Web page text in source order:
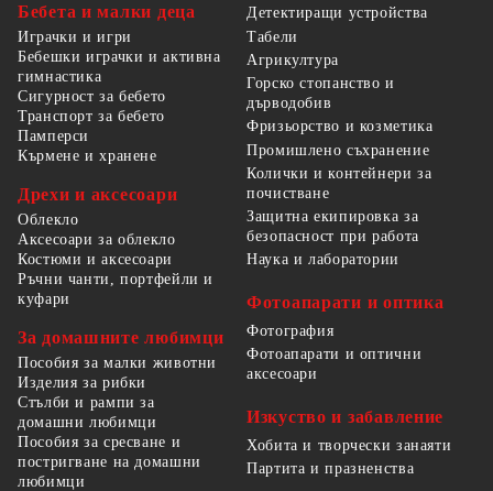
Бебета и малки деца
Играчки и игри
Бебешки играчки и активна
гимнастика
Сигурност за бебето
Транспорт за бебето
Памперси
Кърмене и хранене
Дрехи и аксесоари
Облекло
Аксесоари за облекло
Костюми и аксесоари
Ръчни чанти, портфейли и
куфари
За домашните любимци
Пособия за малки животни
Изделия за рибки
Стълби и рампи за
домашни любимци
Пособия за сресване и
постригване на домашни
любимци
Детектиращи устройства
Табели
Агрикултура
Горско стопанство и
дърводобив
Фризьорство и козметика
Промишлено съхранение
Колички и контейнери за
почистване
Защитна екипировка за
безопасност при работа
Наука и лаборатории
Фотоапарати и оптика
Фотография
Фотоапарати и оптични
аксесоари
Изкуство и забавление
Хобита и творчески занаяти
Партита и празненства